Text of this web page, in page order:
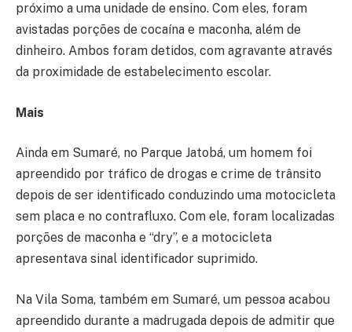
próximo a uma unidade de ensino. Com eles, foram
avistadas porções de cocaína e maconha, além de
dinheiro. Ambos foram detidos, com agravante através
da proximidade de estabelecimento escolar.
Mais
Ainda em Sumaré, no Parque Jatobá, um homem foi
apreendido por tráfico de drogas e crime de trânsito
depois de ser identificado conduzindo uma motocicleta
sem placa e no contrafluxo. Com ele, foram localizadas
porções de maconha e “dry”, e a motocicleta
apresentava sinal identificador suprimido.
Na Vila Soma, também em Sumaré, um pessoa acabou
apreendido durante a madrugada depois de admitir que